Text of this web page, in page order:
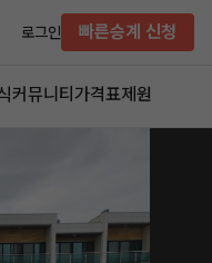
로그인 빠른승계 신청
커뮤니티 가격표제원